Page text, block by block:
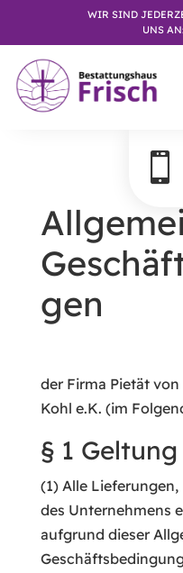
WIR SIND
UNS

gen
der Firma Pietät
Kohl e.K. (im
§ 1 Geltung
(1) Alle
des Unternehmens
aufgrund dieser